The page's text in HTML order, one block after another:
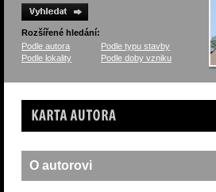
Rozšířené hledání:
Podle autora
Podle typu stavby
Podle lokality
Podle doby vzniku
Karta autora
O autorovi